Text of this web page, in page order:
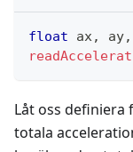
float ax, ay,
Låt oss definiera
totala